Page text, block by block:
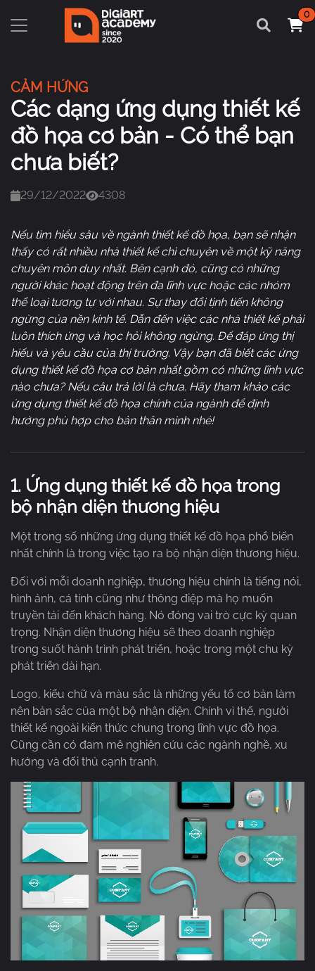
0
CẢM HỨNG
Các dạng ứng dụng thiết kế
đồ họa cơ bản - Có thể bạn
chưa biết?
29/12/2022 4308
Nếu tìm hiểu sâu về ngành thiết kế đồ họa, bạn sẽ nhận
thấy có rất nhiều nhà thiết kế chỉ chuyên về một kỹ năng
chuyên môn duy nhất. Bên cạnh đó, cũng có những
người khác hoạt động trên đa lĩnh vực hoặc các nhóm
thể loại tương tự với nhau. Sự thay đổi tịnh tiến không
ngừng của nền kinh tế. Dẫn đến việc các nhà thiết kế phải
luôn thích ứng và học hỏi không ngừng. Để đáp ứng thị
hiếu và yêu cầu của thị trường. Vậy bạn đã biết các ứng
dụng thiết kế đồ họa cơ bản nhất gồm có những lĩnh vực
nào chưa? Nếu câu trả lời là chưa. Hãy tham khảo các
ứng dụng thiết kế đồ họa chính của ngành để định
hướng phù hợp cho bản thân mình nhé!
1. Ứng dụng thiết kế đồ họa trong
bộ nhận diện thương hiệu
Một trong số những ứng dụng thiết kế đồ họa phổ biến
nhất chính là trong việc tạo ra bộ nhận diện thương hiệu.
Đối với mỗi doanh nghiệp, thương hiệu chính là tiếng nói,
hình ảnh, cá tính cũng như thông điệp mà họ muốn
truyền tải đến khách hàng. Nó đóng vai trò cực kỳ quan
trọng. Nhận diện thương hiệu sẽ theo doanh nghiệp
trong suốt hành trình phát triển, hoặc trong một chu kỳ
phát triển dài hạn.
Logo, kiểu chữ và màu sắc là những yếu tố cơ bản làm
nên bản sắc của một bộ nhận diện. Chính vì thế, người
thiết kế ngoài kiến thức chung trong lĩnh vực đồ họa.
Cũng cần có đam mê nghiên cứu các ngành nghề, xu
hướng và đối thủ cạnh tranh.